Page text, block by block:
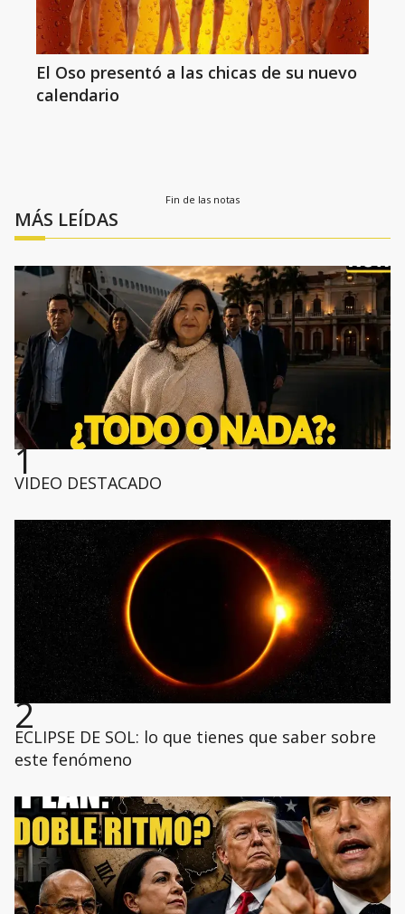
El Oso presentó a las chicas de su nuevo
calendario
Fin de las notas
MÁS LEÍDAS
1
VIDEO DESTACADO
2
ECLIPSE DE SOL: lo que tienes que saber sobre
este fenómeno